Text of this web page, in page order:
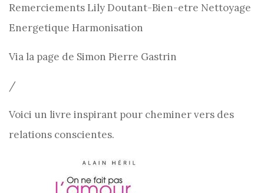
Remerciements Lily Doutant-Bien-etre Nettoyage
Energetique Harmonisation
Via la page de Simon Pierre Gastrin
/
Voici un livre inspirant pour cheminer vers des
relations conscientes.